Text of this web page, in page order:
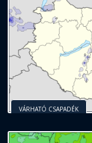
VÁRHATÓ CSAPADÉK